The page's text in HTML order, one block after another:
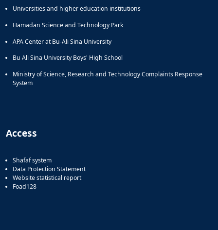
Universities and higher education institutions
Hamadan Science and Technology Park
APA Center at Bu-Ali Sina University
Bu Ali Sina University Boys' High School
Ministry of Science, Research and Technology Complaints Response
System
Access
Shafaf system
Data Protection Statement
Website statistical report
Foad128